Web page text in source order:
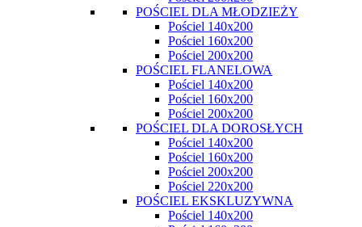
POŚCIEL DLA MŁODZIEŻY
Pościel 140x200
Pościel 160x200
Pościel 200x200
POŚCIEL FLANELOWA
Pościel 140x200
Pościel 160x200
Pościel 200x200
POŚCIEL DLA DOROSŁYCH
Pościel 140x200
Pościel 160x200
Pościel 200x200
Pościel 220x200
POŚCIEL EKSKLUZYWNA
Pościel 140x200